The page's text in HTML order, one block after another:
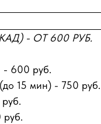
- ОТ 600 РУБ.
- 600 руб.
15 мин) - 750 руб.
руб.